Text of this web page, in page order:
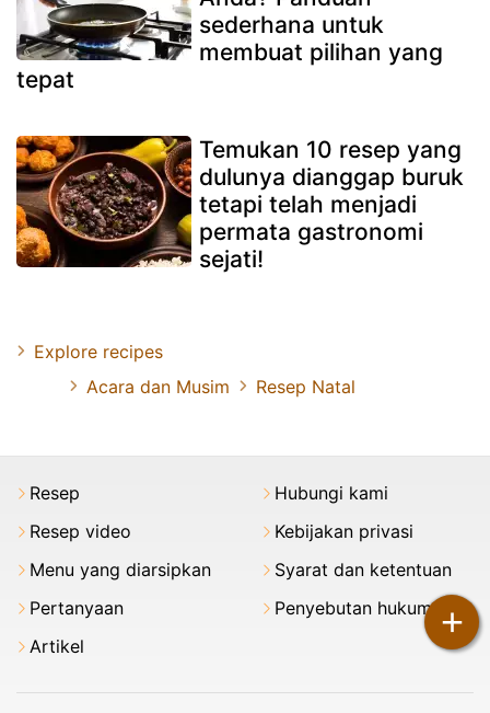
+
sederhana untuk
membuat pilihan yang
tepat
Temukan 10 resep yang
dulunya dianggap buruk
tetapi telah menjadi
permata gastronomi
sejati!
Explore recipes
Acara dan Musim
Resep Natal
Resep
Resep video
Menu yang diarsipkan
Pertanyaan
Artikel
Hubungi kami
Kebijakan privasi
Syarat dan ketentuan
Penyebutan hukum